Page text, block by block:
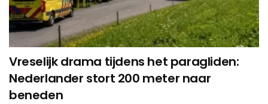
Vreselijk drama tijdens het paragliden:
Nederlander stort 200 meter naar
beneden